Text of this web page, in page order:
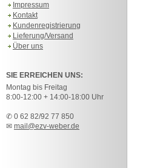
Impressum
Kontakt
Kundenregistrierung
Lieferung/Versand
Über uns
SIE ERREICHEN UNS:
Montag bis Freitag
8:00-12:00 + 14:00-18:00 Uhr
✆ 0 62 82/92 77 850
✉ mail@ezv-weber.de